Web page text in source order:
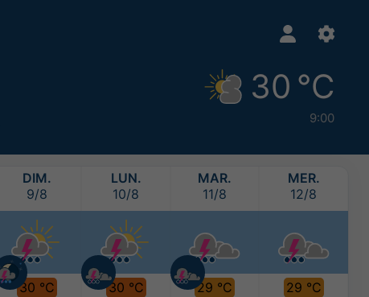
30 °C
9:00
DIM.
9/8
30 °C
LUN.
10/8
30 °C
MAR.
11/8
29 °C
MER.
12/8
29 °C